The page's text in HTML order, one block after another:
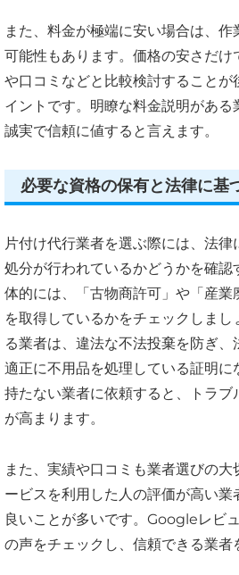
また、料金が極端に安い場合は、
可能性もあります。価格の安さだけ
や口コミなどと比較検討することが
イントです。明瞭な料金説明がある
誠実で信頼に値すると言えます。
必要な資格の保有と法律に基
片付け代行業者を選ぶ際には、法律
処分が行われているかどうかを確
体的には、「古物商許可」や「産業
を取得しているかをチェックしま
る業者は、違法な不法投棄を防ぎ
適正に不用品を処理している証明に
持たない業者に依頼すると、トラブ
が高まります。
また、実績や口コミも業者選びの
ービスを利用した人の評価が高い
良いことが多いです。Googleレビ
の声をチェックし、信頼できる業者